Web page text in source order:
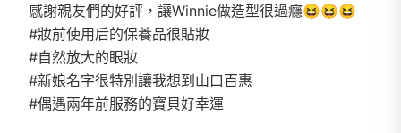
感謝親友們的好評，讓Winnie做造型很過癮😆😆😆
#妝前使用后的保養品很貼妝
#自然放大的眼妝
#新娘名字很特別讓我想到山口百惠
#偶遇兩年前服務的寶貝好幸運